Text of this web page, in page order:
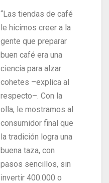
“Las tiendas de café
le hicimos creer a la
gente que preparar
buen café era una
ciencia para alzar
cohetes –explica al
respecto–. Con la
olla, le mostramos al
consumidor final que
la tradición logra una
buena taza, con
pasos sencillos, sin
invertir 400.000 o